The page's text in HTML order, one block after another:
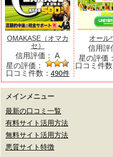
OMAKASE（オマカ
セ）
信用評価： A
星の評価：
口コミ件数： 490件
オール
信用評
星の評価：
口コミ件数
メインメニュー
最新の口コミ一覧
有料サイト活用方法
無料サイト活用方法
悪質サイト特徴